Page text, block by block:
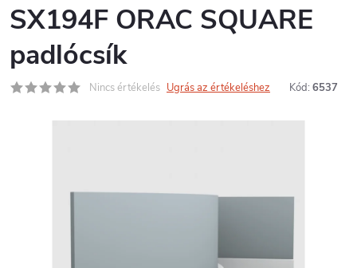
SX194F ORAC SQUARE
padlócsík
Nincs értékelés Ugrás az értékeléshez Kód: 6537